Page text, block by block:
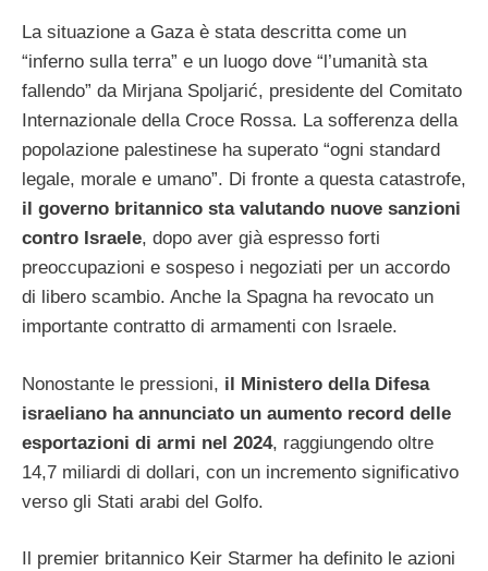
La situazione a Gaza è stata descritta come un
“inferno sulla terra” e un luogo dove “l’umanità sta
fallendo” da Mirjana Spoljarić, presidente del Comitato
Internazionale della Croce Rossa. La sofferenza della
popolazione palestinese ha superato “ogni standard
legale, morale e umano”. Di fronte a questa catastrofe,
il governo britannico sta valutando nuove sanzioni
contro Israele, dopo aver già espresso forti
preoccupazioni e sospeso i negoziati per un accordo
di libero scambio. Anche la Spagna ha revocato un
importante contratto di armamenti con Israele.
Nonostante le pressioni, il Ministero della Difesa
israeliano ha annunciato un aumento record delle
esportazioni di armi nel 2024, raggiungendo oltre
14,7 miliardi di dollari, con un incremento significativo
verso gli Stati arabi del Golfo.
Il premier britannico Keir Starmer ha definito le azioni